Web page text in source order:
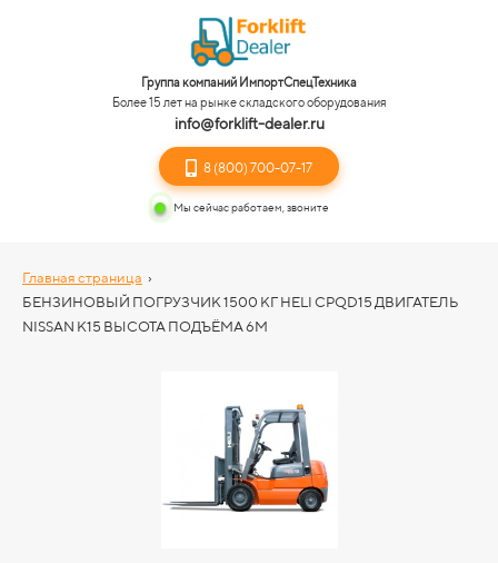
Группа компаний ИмпортСпецТехника
Более 15 лет на рынке складского оборудования
info@forklift-dealer.ru
8 (800) 700-07-17
Мы сейчас работаем, звоните
Главная страница ›
БЕНЗИНОВЫЙ ПОГРУЗЧИК 1500 КГ HELI CPQD15 ДВИГАТЕЛЬ
NISSAN K15 ВЫСОТА ПОДЪЁМА 6М